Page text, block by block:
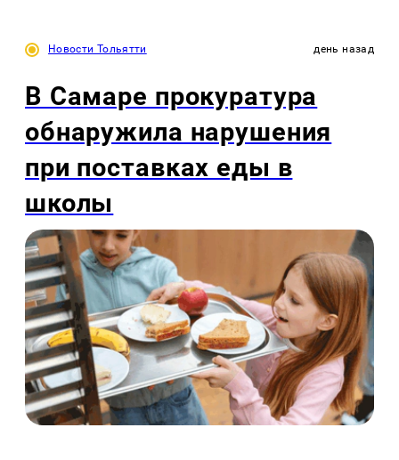
Новости Тольятти день назад
В Самаре прокуратура
обнаружила нарушения
при поставках еды в
школы